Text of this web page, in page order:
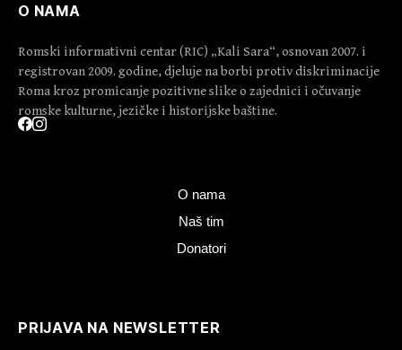
O NAMA
Romski informativni centar (RIC) „Kali Sara“, osnovan 2007. i
registrovan 2009. godine, djeluje na borbi protiv diskriminacije
Roma kroz promicanje pozitivne slike o zajednici i očuvanje
romske kulturne, jezičke i historijske baštine.
O nama
Naš tim
Donatori
PRIJAVA NA NEWSLETTER